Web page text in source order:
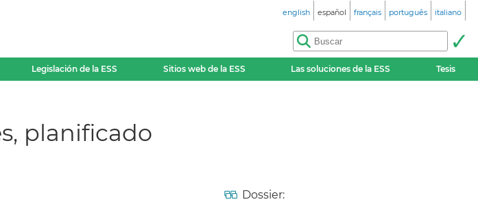
english español français português italiano
Legislación de la ESS Sitios web de la ESS Las soluciones de la ESS Tesis
planificado
Dossier: